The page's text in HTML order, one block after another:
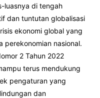
luasnya di tengah
dan tuntutan globalisasi
ekonomi global yang
nasional.
2 Tahun 2022
terus mendukung
pengaturan yang
dan